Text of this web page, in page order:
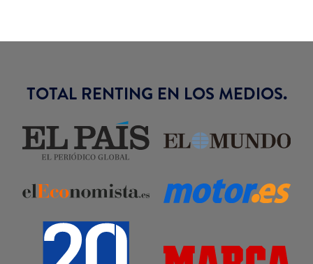
TOTAL RENTING EN LOS MEDIOS.